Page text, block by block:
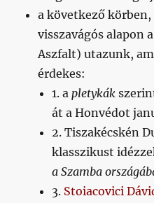
a következő
visszavágós alapon
Aszfalt) utazunk,
érdekes:
1. apletykák
át a Honvédot
2. Tiszakécskén
klasszikust
a Szamba
3. Stoiacovici